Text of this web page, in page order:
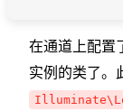
在通道上配置
实例的类了。